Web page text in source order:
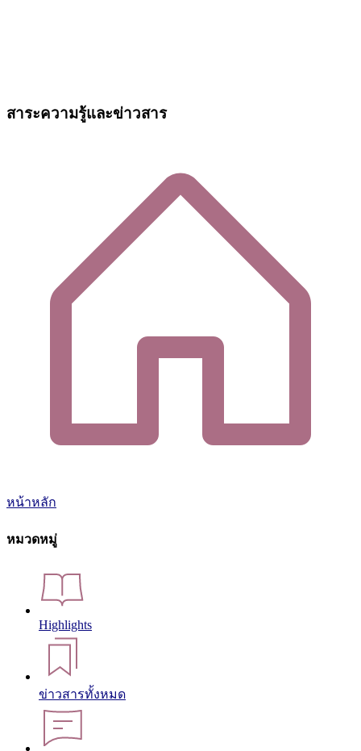
สาระความรู้และข่าวสาร
หน้าหลัก
หมวดหมู่
Highlights
ข่าวสารทั้งหมด